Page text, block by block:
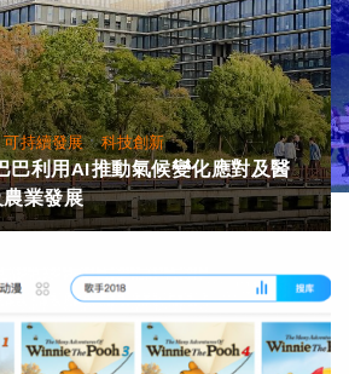
可持續發展·科技創新
巴利用AI推動氣候變化應對及醫
業發展